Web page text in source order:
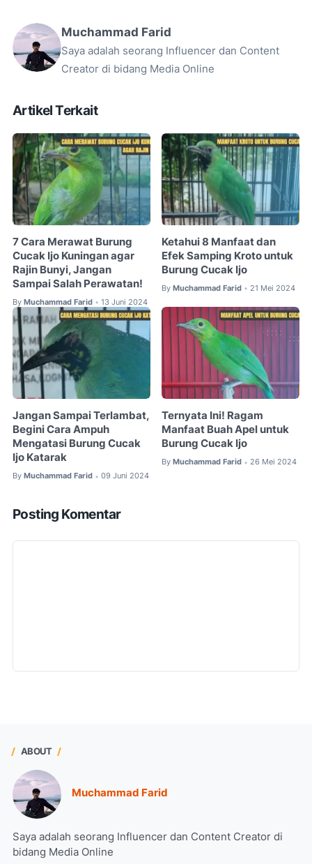
Muchammad Farid
Saya adalah seorang Influencer dan Content
Creator di bidang Media Online
Artikel Terkait
7 Cara Merawat Burung
Cucak Ijo Kuningan agar
Rajin Bunyi, Jangan
Sampai Salah Perawatan!
By Muchammad Farid • 13 Juni 2024
Ketahui 8 Manfaat dan
Efek Samping Kroto untuk
Burung Cucak Ijo
By Muchammad Farid • 21 Mei 2024
Jangan Sampai Terlambat,
Begini Cara Ampuh
Mengatasi Burung Cucak
Ijo Katarak
By Muchammad Farid • 09 Juni 2024
Ternyata Ini! Ragam
Manfaat Buah Apel untuk
Burung Cucak Ijo
By Muchammad Farid • 26 Mei 2024
Posting Komentar
ABOUT
Muchammad Farid
Saya adalah seorang Influencer dan Content Creator di
bidang Media Online